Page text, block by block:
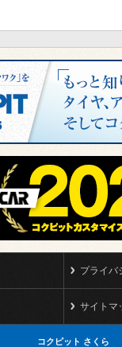
プライバ
サイトマ
コクピット さくら